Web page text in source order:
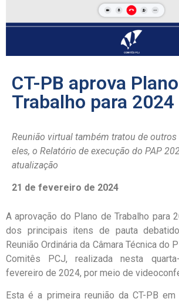
CT-PB aprova
Trabalho para
Reunião virtual também tratou de
eles, o Relatório de execução do PAP
atualização
21 de fevereiro de 2024
A aprovação do Plano de Trabalho para
dos principais itens de pauta
Reunião Ordinária da Câmara Técnica do
Comitês PCJ, realizada nesta
fevereiro de 2024, por meio de
Esta é a primeira reunião da CT-PB